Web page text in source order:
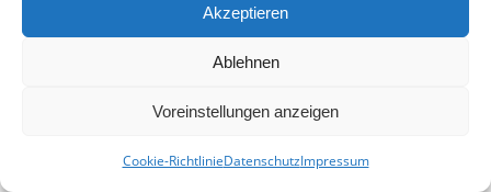
Akzeptieren
Ablehnen
Voreinstellungen anzeigen
Cookie-RichtlinieDatenschutzImpressum
durchdachten FassadelüftenSie Ihr Haus.
GleichzeitigschütztIhre Fassade Sie vor Nässe
und Kälte. Die verschiedenen Fassadenarten
der Wahl der Fassaden bereits zu kalkulieren.